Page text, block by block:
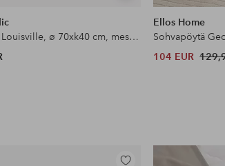
samankaltaisia
Sohvapöytä Louisville, ø 70xk40 cm, messinginvärinen jalusta
Ellos Home
Sohvapöytä
104 EUR